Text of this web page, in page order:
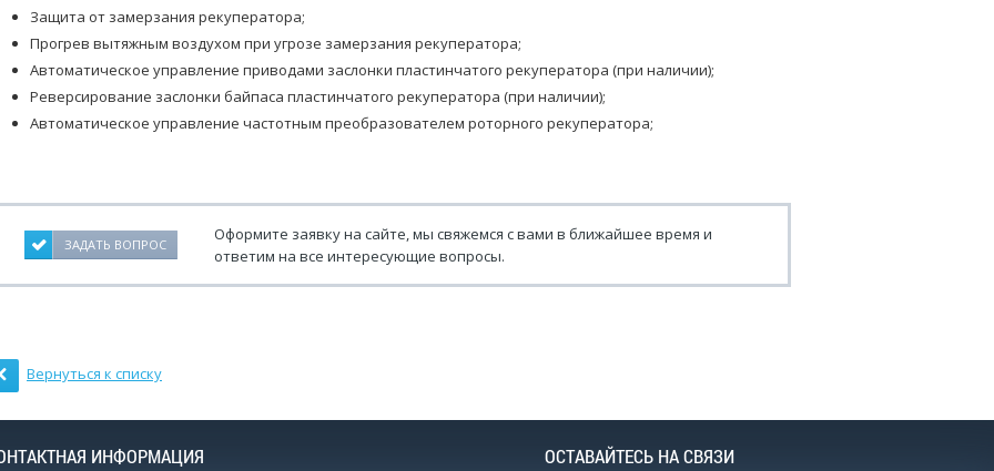
Защита от замерзания рекуператора;
Прогрев вытяжным воздухом при угрозе замерзания рекуператора;
Автоматическое управление приводами заслонки пластинчатого рекуператора (при наличии);
Реверсирование заслонки байпаса пластинчатого рекуператора (при наличии);
Автоматическое управление частотным преобразователем роторного рекуператора;
ЗАДАТЬ ВОПРОС
Оформите заявку на сайте, мы свяжемся с вами в ближайшее время и
ответим на все интересующие вопросы.
Вернуться к списку
ИНФОРМАЦИЯ ОСТАВАЙТЕСЬ НА СВЯЗИ